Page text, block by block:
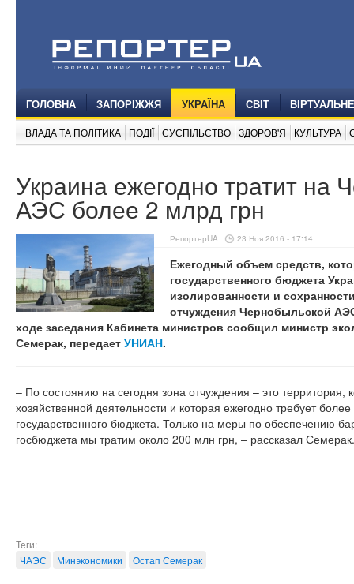
ГОЛОВНА ЗАПОРІЖЖЯ УКРАЇНА СВІТ
ВЛАДА ТА ПОЛІТИКА ПОДІЇ СУСПІЛЬСТВО ЗДОРОВ'Я КУЛЬТУРА
Украина ежегодно тратит на
АЭС более 2 млрд грн
РепортерUA 23 Ноя 2016 - 17:14
Ежегодный объем средств,
государственного бюджета
изолированности и
отчуждения Чернобыльской
ходе заседания Кабинета министров сообщил министр
Семерак, передает УНИАН.
‒ По состоянию на сегодня зона отчуждения – это территория,
хозяйственной деятельности и которая ежегодно требует
государственного бюджета. Только на меры по обеспечению
госбюджета мы тратим около 200 млн грн, ‒ рассказал Семерак.
Теги:
ЧАЭС
Минэкономики Остап Семерак